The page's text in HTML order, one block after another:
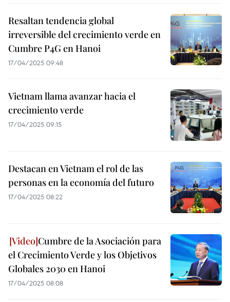
Resaltan tendencia global
irreversible del crecimiento verde en
Cumbre P4G en Hanoi
17/04/2025 09:48
Vietnam llama avanzar hacia el
crecimiento verde
17/04/2025 09:15
Destacan en Vietnam el rol de las
personas en la economía del futuro
17/04/2025 08:22
Cumbre de la Asociación para
el Crecimiento Verde y los Objetivos
Globales 2030 en Hanoi
17/04/2025 08:08